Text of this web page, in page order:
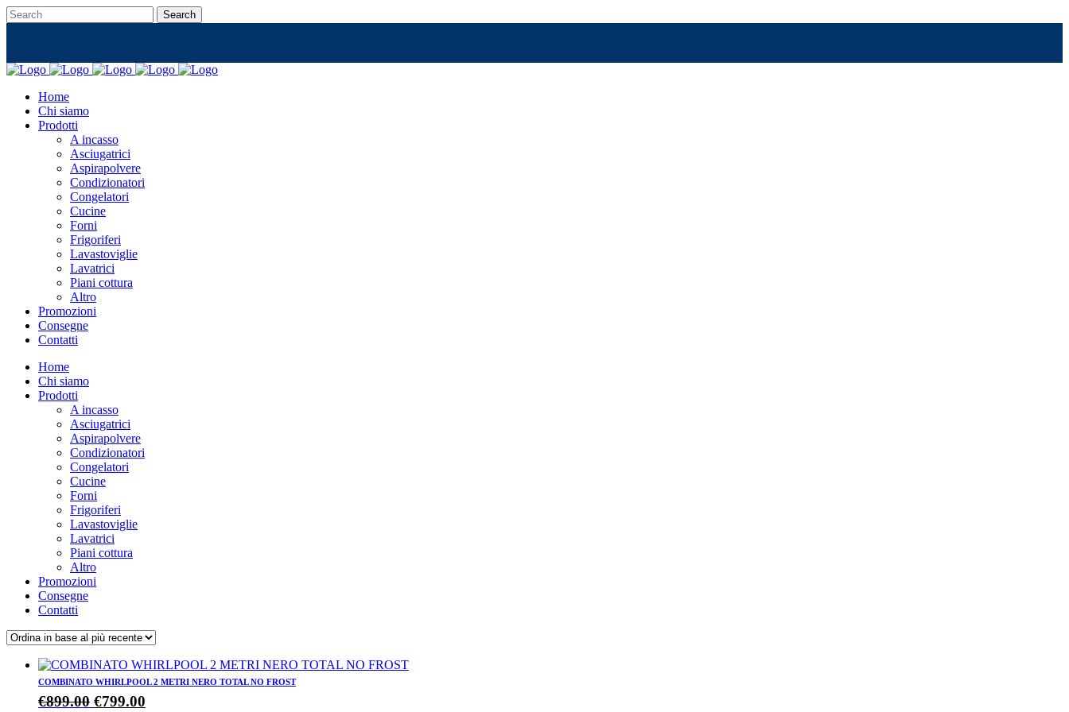
Home
Chi siamo
Prodotti
A incasso
Asciugatrici
Aspirapolvere
Condizionatori
Congelatori
Cucine
Forni
Frigoriferi
Lavastoviglie
Lavatrici
Piani cottura
Altro
Promozioni
Consegne
Contatti
Home
Chi siamo
Prodotti
A incasso
Asciugatrici
Aspirapolvere
Condizionatori
Congelatori
Cucine
Forni
Frigoriferi
Lavastoviglie
Lavatrici
Piani cottura
Altro
Promozioni
Consegne
Contatti
COMBINATO WHIRLPOOL 2 METRI NERO TOTAL NO FROST
€899.00 Il
€799.00